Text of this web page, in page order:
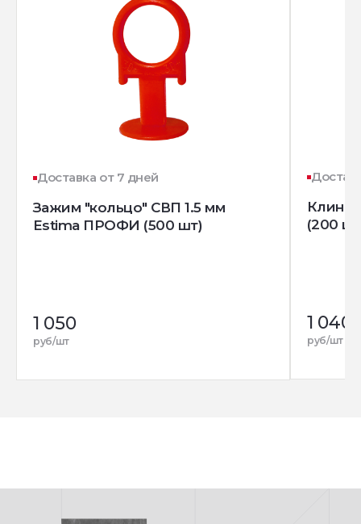
Доставка от 7 дней
Зажим "кольцо" СВП 1.5 мм
Estima ПРОФИ (500 шт)
1 050
руб/шт
Клин
(200
1 040
руб/шт